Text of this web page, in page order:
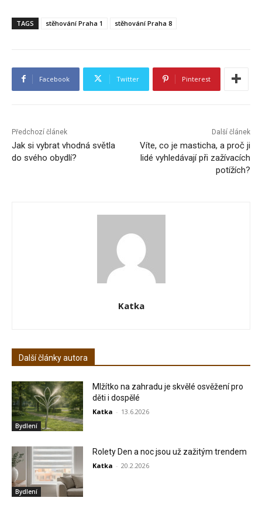
TAGS stěhování Praha 1 stěhování Praha 8
Facebook Twitter Pinterest
Předchozí článek
Jak si vybrat vhodná světla
do svého obydlí?
Další článek
Víte, co je masticha, a proč ji
lidé vyhledávají při zažívacích
potížích?
Katka
Další články autora
Bydlení
Mlžítko na zahradu je skvělé osvěžení pro
děti i dospělé
Katka - 13.6.2026
Bydlení
Rolety Den a noc jsou už zažitým trendem
Katka - 20.2.2026